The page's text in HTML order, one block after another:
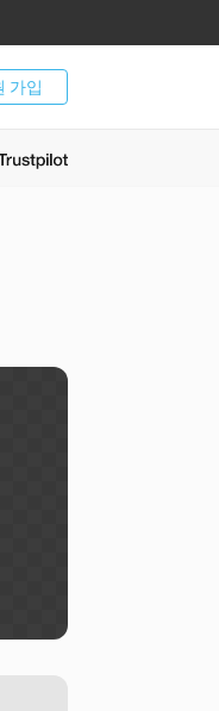
가입